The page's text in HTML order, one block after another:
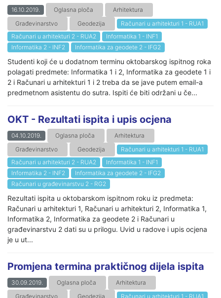
16.10.2019. Oglasna ploča
Arhitektura
Građevinarstvo
Geodezija
Računari u arhitekturi 1 - RUA1
Računari u arhitekturi 2 - RUA2
Informatika 1 - INF1
Informatika 2 - INF2
Informatika za geodete 2 - IFG2
Studenti koji će u dodatnom terminu oktobarskog ispitnog roka
polagati predmete: Informatika 1 i 2, Informatika za geodete 1 i
2 i Računari u arhitekturi 1 i 2 treba da se jave putem email-a
predmetnom asistentu do sutra. Ispiti će biti održani u če...
OKT - Rezultati ispita i upis ocjena
04.10.2019. Oglasna ploča
Arhitektura
Građevinarstvo
Geodezija
Računari u arhitekturi 1 - RUA1
Računari u arhitekturi 2 - RUA2
Informatika 1 - INF1
Informatika 2 - INF2
Informatika za geodete 2 - IFG2
Računari u građevinarstvu 2 - RG2
Rezultati ispita u oktobarskom ispitnom roku iz predmeta:
Računari u arhitekturi 1, Računari u arhitekturi 2, Informatika 1,
Informatika 2, Informatika za geodete 2 i Računari u
građevinarstvu 2 dati su u prilogu. Uvid u radove i upis ocjena
je u ut...
Promjena termina praktičnog dijela ispita
30.09.2019. Oglasna ploča
Arhitektura
Građevinarstvo
Geodezija
Računari u arhitekturi 1 - RUA1